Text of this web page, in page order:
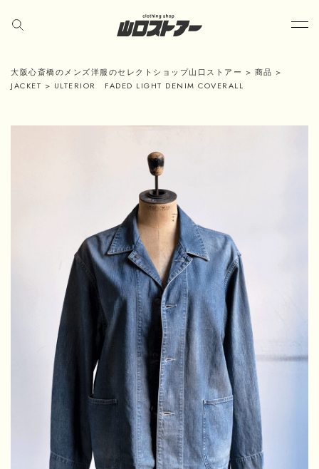
大阪心斎橋のメンズ洋服のセレクトショップ山口ストアー > 商品 >
JACKET > ULTERIOR FADED LIGHT DENIM COVERALL